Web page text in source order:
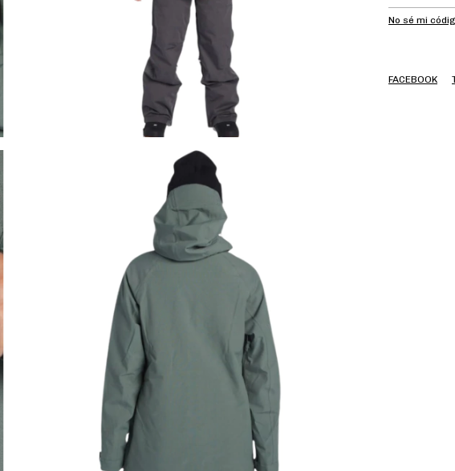
No sé mi
FACEBOOK